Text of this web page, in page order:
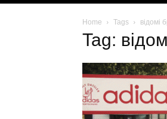
Home Tags відомі
Tag: